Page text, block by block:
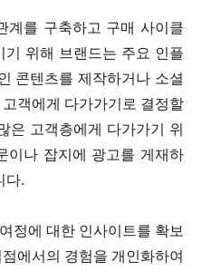
계를 구축하고 구매 사이클
위해 브랜드는 주요 인플
콘텐츠를 제작하거나 소셜
객에게 다가가기로 결정할
은 고객층에게 다가가기 위
이나 잡지에 광고를 게재하
다.
정에 대한 인사이트를 확보
에서의 경험을 개인화하여